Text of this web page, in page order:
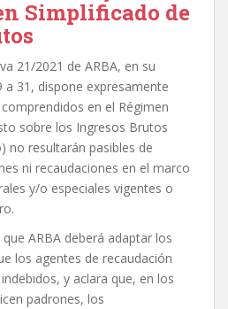
Simplificado de
21/2021 de ARBA, en su
a 31, dispone expresamente
en el Régimen
sobre los Ingresos Brutos
no resultarán pasibles de
ni recaudaciones en el marco
y/o especiales vigentes o
ARBA deberá adaptar los
los agentes de recaudación
y aclara que, en los
padrones, los